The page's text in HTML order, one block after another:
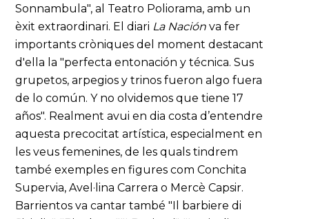
Sonnambula", al Teatro Poliorama, amb un
èxit extraordinari. El diari La Nación va fer
importants cròniques del moment destacant
d'ella la "perfecta entonación y técnica. Sus
grupetos, arpegios y trinos fueron algo fuera
de lo común. Y no olvidemos que tiene 17
años". Realment avui en dia costa d’entendre
aquesta precocitat artística, especialment en
les veus femenines, de les quals tindrem
també exemples en figures com Conchita
Supervia, Avel·lina Carrera o Mercè Capsir.
Barrientos va cantar també "Il barbiere di